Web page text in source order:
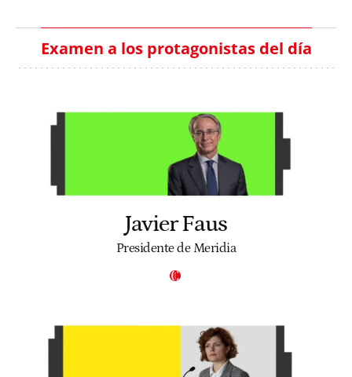
Examen a los protagonistas del día
Javier Faus
Presidente de Meridia